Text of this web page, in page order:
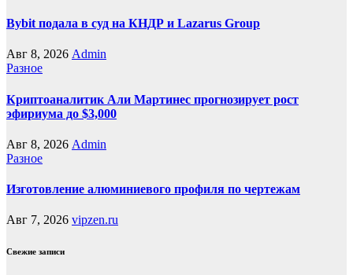
Bybit подала в суд на КНДР и Lazarus Group
Авг 8, 2026 Admin
Разное
Криптоаналитик Али Мартинес прогнозирует рост
эфириума до $3,000
Авг 8, 2026 Admin
Разное
Изготовление алюминиевого профиля по чертежам
Авг 7, 2026 vipzen.ru
Свежие записи